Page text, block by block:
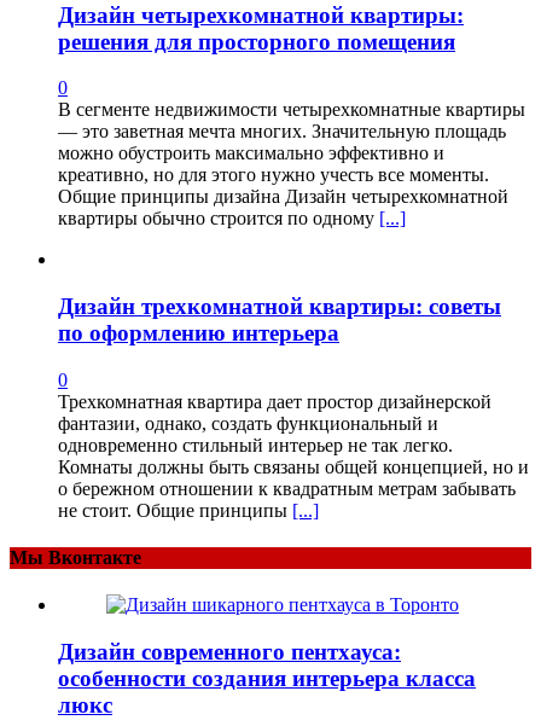
Дизайн четырехкомнатной квартиры:
решения для просторного помещения
0
В сегменте недвижимости четырехкомнатные квартиры
— это заветная мечта многих. Значительную площадь
можно обустроить максимально эффективно и
креативно, но для этого нужно учесть все моменты.
Общие принципы дизайна Дизайн четырехкомнатной
квартиры обычно строится по одному [...]
Дизайн трехкомнатной квартиры: советы
по оформлению интерьера
0
Трехкомнатная квартира дает простор дизайнерской
фантазии, однако, создать функциональный и
одновременно стильный интерьер не так легко.
Комнаты должны быть связаны общей концепцией, но и
о бережном отношении к квадратным метрам забывать
не стоит. Общие принципы [...]
Мы Вконтакте
Дизайн современного пентхауса:
особенности создания интерьера класса
люкс